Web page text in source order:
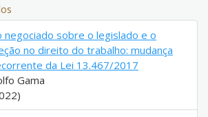
negociado sobre o legislado e o
no direito do trabalho: mudança
da Lei 13.467/2017
Gama